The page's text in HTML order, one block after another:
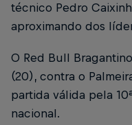
técnico Pedro
aproximando dos
O Red Bull
(20), contra o
partida válida pela
nacional.